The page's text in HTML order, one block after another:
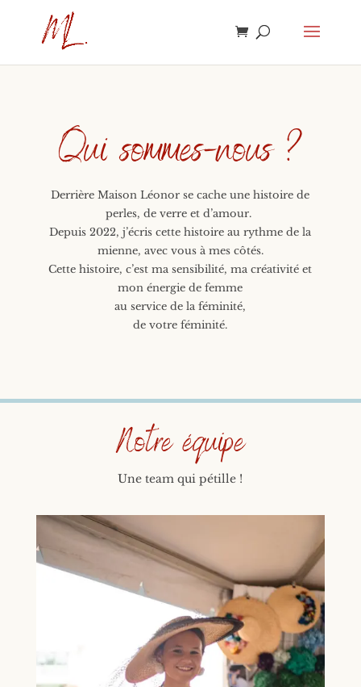
Qui sommes-nous ?
Derrière Maison Léonor se cache une histoire de
perles, de verre et d’amour.
Depuis 2022, j’écris cette histoire au rythme de la
mienne, avec vous à mes côtés.
Cette histoire, c’est ma sensibilité, ma créativité et
mon énergie de femme
au service de la féminité,
de votre féminité.
Notre équipe
Une team qui pétille !